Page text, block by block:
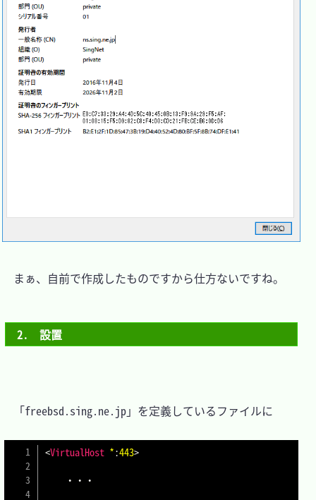
まぁ、自前で作成したものですから仕方ないですね。
2.　設置
「freebsd.sing.ne.jp」を定義しているファイルに
<VirtualHost *:443>